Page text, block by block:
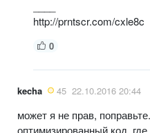
http://prntscr.com/cxle8c
0
kecha 45 22.10.2016 20:44
может я не прав,
оптимизированный код,